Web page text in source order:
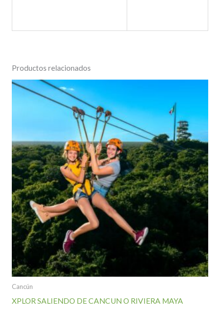
Productos relacionados
Cancún
XPLOR SALIENDO DE CANCUN O RIVIERA MAYA